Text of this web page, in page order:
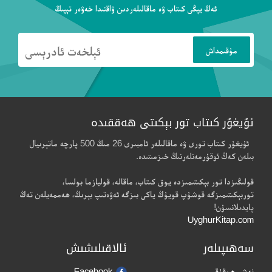
ئەڭ يېڭى كىتاب ۋە ماقالىلەردىن ۋاقتىدا خەۋەر تېپىڭ
ئۇيغۇر كىتاب تور بېكىتى ھەققىدە
ئۇيغۇر كىتاب تورى ۋە ماقالىلەر ئامبىرى 26 مىڭ 500 پارچە ماتېرىيال
بىلەن كەڭ ئوقۇرمەنلەرنىڭ خىزمىتىدە.
قولىڭىزدا تور بېكىتىمىزدە يوق كىتاب، ماقالە، قوليازما بولسا،
توربېكىتىمىزگە قوشۇپ قويۇڭ ياكى بىزگە ئەۋەتىپ بېرىڭ، ھەممەيلەن تەڭ
پايدىلانسۇن!
UyghurKitap.com
سەھىپىلەر ئالاقىلىشىش